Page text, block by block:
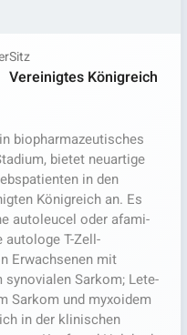
Sitz
Vereinigtes Königreich
biopharmazeutisches
bietet neuartige
in den
Königreich an. Es
autoleucel oder afami-
autologe T-Zell-
Erwachsenen mit
Sarkom; Lete-
Sarkom und myxoidem
in der klinischen